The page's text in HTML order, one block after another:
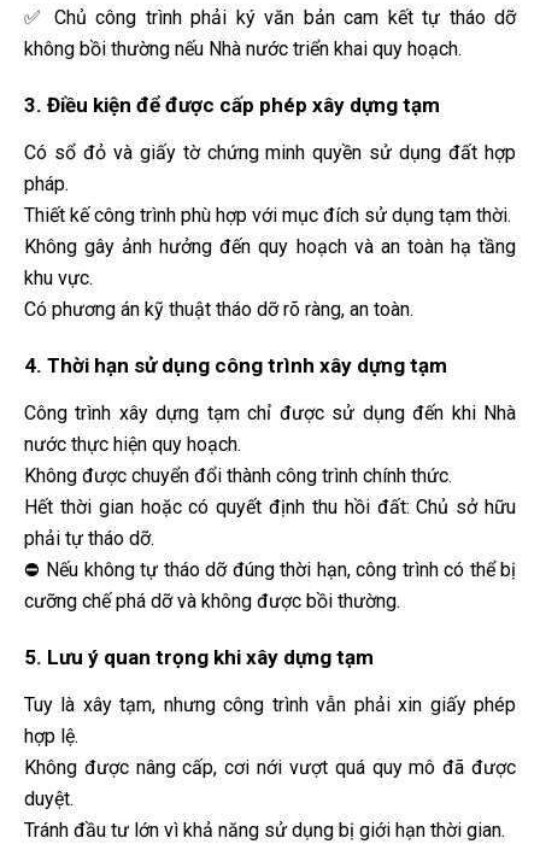
✅ Chủ công trình phải ký văn bản cam kết tự tháo dỡ
không bồi thường nếu Nhà nước triển khai quy hoạch.
3. Điều kiện để được cấp phép xây dựng tạm
Có sổ đỏ và giấy tờ chứng minh quyền sử dụng đất hợp
pháp.
Thiết kế công trình phù hợp với mục đích sử dụng tạm thời.
Không gây ảnh hưởng đến quy hoạch và an toàn hạ tầng
khu vực.
Có phương án kỹ thuật tháo dỡ rõ ràng, an toàn.
4. Thời hạn sử dụng công trình xây dựng tạm
Công trình xây dựng tạm chỉ được sử dụng đến khi Nhà
nước thực hiện quy hoạch.
Không được chuyển đổi thành công trình chính thức.
Hết thời gian hoặc có quyết định thu hồi đất: Chủ sở hữu
phải tự tháo dỡ.
⛔ Nếu không tự tháo dỡ đúng thời hạn, công trình có thể bị
cưỡng chế phá dỡ và không được bồi thường.
5. Lưu ý quan trọng khi xây dựng tạm
Tuy là xây tạm, nhưng công trình vẫn phải xin giấy phép
hợp lệ.
Không được nâng cấp, cơi nới vượt quá quy mô đã được
duyệt.
Tránh đầu tư lớn vì khả năng sử dụng bị giới hạn thời gian.